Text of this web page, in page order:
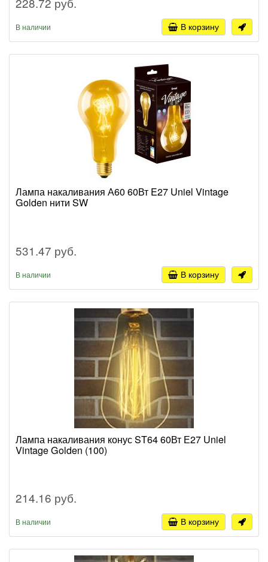
В наличии В корзину
Лампа накаливания А60 60Вт E27 Uniel Vintage
Golden нити SW
531.47 руб.
В наличии В корзину
Лампа накаливания конус ST64 60Вт Е27 Uniel
Vintage Golden (100)
214.16 руб.
В наличии В корзину